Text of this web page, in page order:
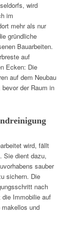
wird
im
mehr als nur
gründliche
Bauarbeiten.
auf
Ecken: Die
auf dem Neubau
der Raum in
wird, fällt
Sie dient dazu,
sauber
sichern. Die
nach
Immobilie auf
und